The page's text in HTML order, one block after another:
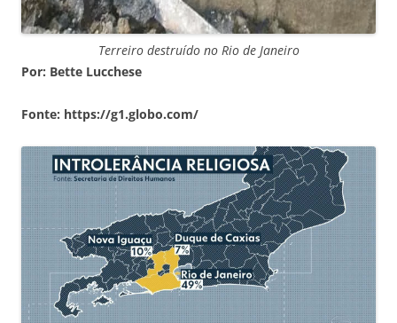
Terreiro destruído no Rio de Janeiro
Por: Bette Lucchese
Fonte: https://g1.globo.com/